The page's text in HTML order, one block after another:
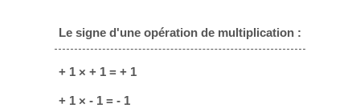
Le signe d'une opération de multiplication :
+ 1 × + 1 = + 1
+ 1 × - 1 = - 1